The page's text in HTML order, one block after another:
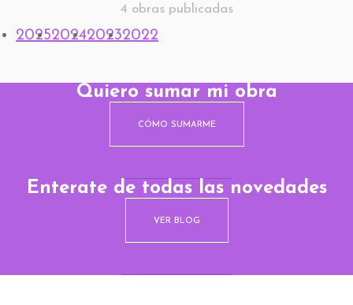
4 obras publicadas
2025202420232022
Quiero sumar mi obra
CÓMO SUMARME
Enterate de todas las novedades
VER BLOG